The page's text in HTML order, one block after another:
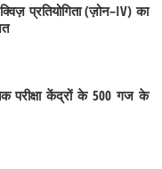
प्रतियोगिता (ज़ोन–IV) का
केंद्रों के 500 गज के